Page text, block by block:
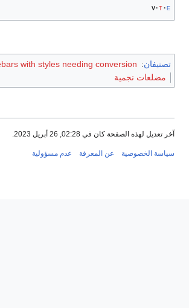
v t e
تصنيفان:
with styles needing conversion
مضلعات نجمية
آخر تعديل لهذه الصفحة كان في 02:28, 26 أبريل 2023.
سياسة الخصوصية عن المعرفة عدم مسؤولية